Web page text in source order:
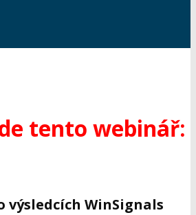
tento webinář:
výsledcích WinSignals